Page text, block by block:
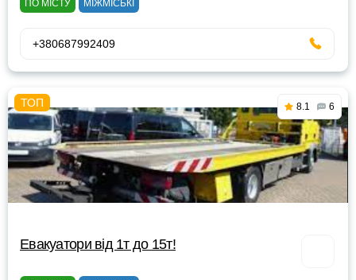
ПО МІСТУ МІЖМІСЬКІ
+380687992409
8.1 6
Евакуатори від 1т до 15т!